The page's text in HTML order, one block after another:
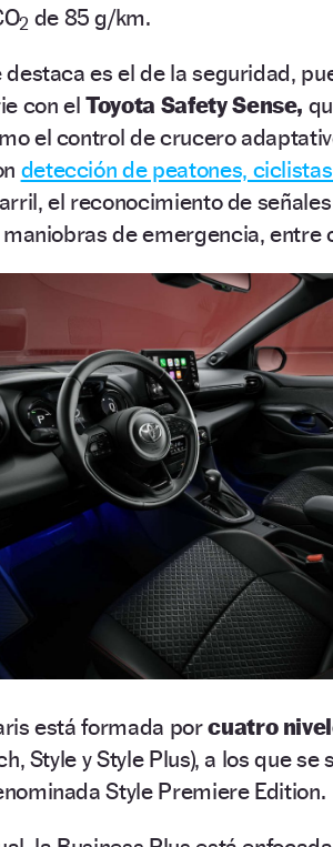
2 de 85 g/km.
es el de la seguridad,
con elToyota Safety Sense,
el control de crucero
detección de peatones,
el reconocimiento de
de emergencia, entre
está formada porcuatro
Style y Style Plus), a los que
Style Premiere Edition.